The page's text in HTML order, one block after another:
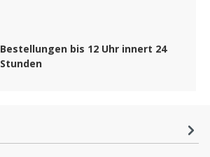
Bestellungen bis 12 Uhr innert 24
Stunden